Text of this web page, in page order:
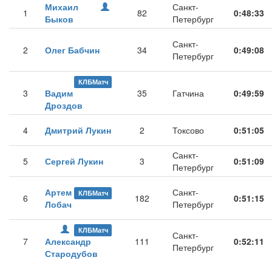
1
Михаил
Быков
82
Санкт-
Петербург
0:48:33
2 Олег Бабчин 34
Санкт-
Петербург
0:49:08
3
КЛБМатч
Вадим
Дроздов
35 Гатчина 0:49:59
4 Дмитрий Лукин 2 Токсово 0:51:05
5 Сергей Лукин 3
Санкт-
Петербург
0:51:09
6 КЛБМатч
Артем
Лобач
182
Санкт-
Петербург
0:51:15
7
КЛБМатч
Александр
Стародубов
111
Санкт-
Петербург
0:52:11